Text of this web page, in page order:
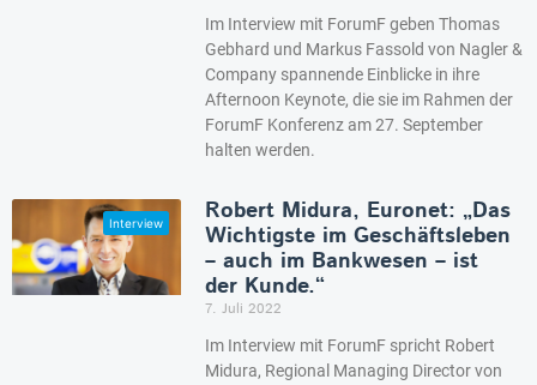
Im Interview mit ForumF geben Thomas
Gebhard und Markus Fassold von Nagler &
Company spannende Einblicke in ihre
Afternoon Keynote, die sie im Rahmen der
ForumF Konferenz am 27. September
halten werden.
Robert Midura, Euronet: „Das
Wichtigste im Geschäftsleben
– auch im Bankwesen – ist
der Kunde.“
7. Juli 2022
Im Interview mit ForumF spricht Robert
Midura, Regional Managing Director von